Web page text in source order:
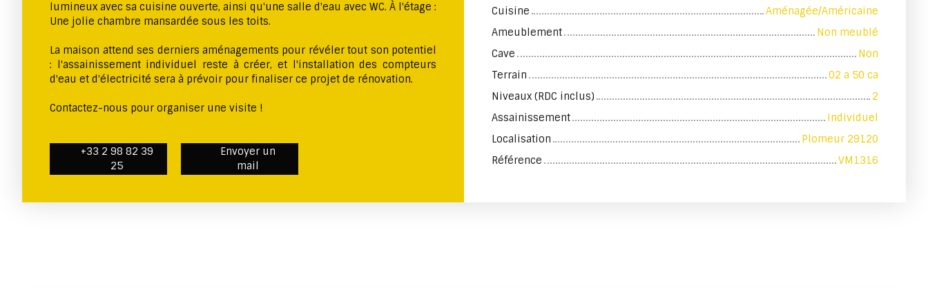
lumineux avec sa cuisine ouverte, ainsi qu'une salle d'eau avec WC. À l'étage :
Une jolie chambre mansardée sous les toits.
La maison attend ses derniers aménagements pour révéler tout son potentiel
: l'assainissement individuel reste à créer, et l'installation des compteurs
d'eau et d'électricité sera à prévoir pour finaliser ce projet de rénovation.
Contactez-nous pour organiser une visite !
+33 2 98 82 39
25
Envoyer un
mail
Cuisine
Aménagée/Américaine
Ameublement
Non meublé
Cave
Non
Terrain
02 a 50 ca
Niveaux (RDC inclus)
2
Assainissement
Individuel
Localisation
Plomeur 29120
Référence
VM1316